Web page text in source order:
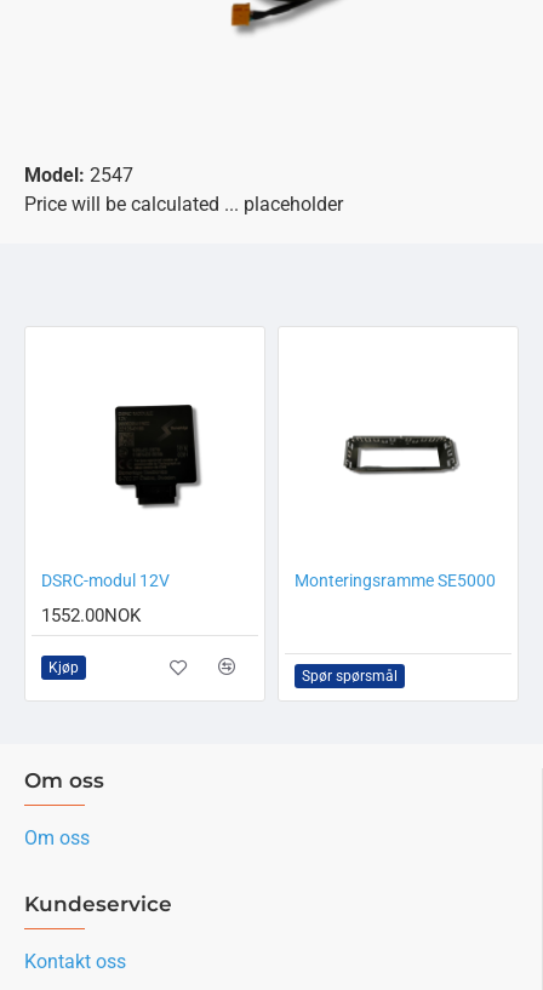
Model: 2547
Price will be calculated ... placeholder
DSRC-modul 12V
1552.00NOK
Kjøp
Monteringsramme SE5000
Spør spørsmål
Om oss
Om oss
Kundeservice
Kontakt oss